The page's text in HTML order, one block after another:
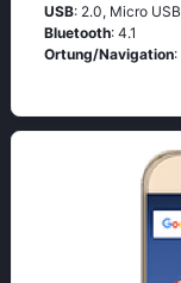
USB: 2.0, Micro USB
Bluetooth: 4.1
Ortung/Navigation